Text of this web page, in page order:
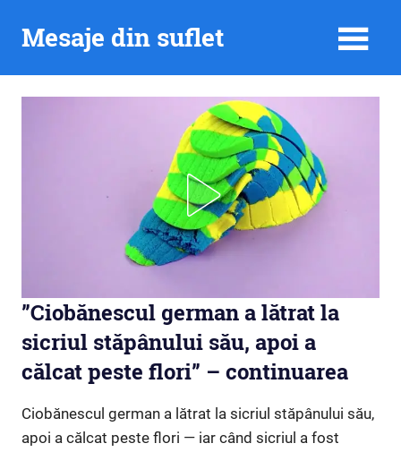
Mesaje din suflet
”Ciobănescul german a lătrat la
sicriul stăpânului său, apoi a
călcat peste flori” – continuarea
Ciobănescul german a lătrat la sicriul stăpânului său,
apoi a călcat peste flori — iar când sicriul a fost